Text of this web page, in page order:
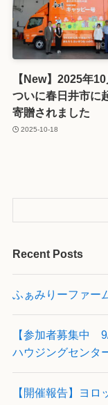
【New】2025年
ついに春日井市に
寄贈されました
2025-10-18
Recent Posts
ふぁみりーファー
【参加者募集中
ハウジングセンタ
【開催報告】ヨ